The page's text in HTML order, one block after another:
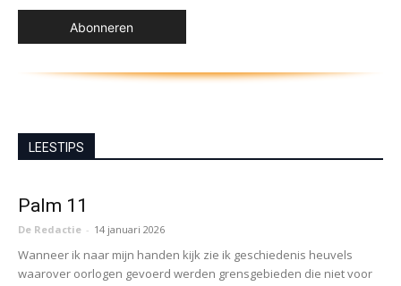
LEESTIPS
Palm 11
De Redactie - 14 januari 2026
Wanneer ik naar mijn handen kijk zie ik geschiedenis heuvels
waarover oorlogen gevoerd werden grensgebieden die niet voor